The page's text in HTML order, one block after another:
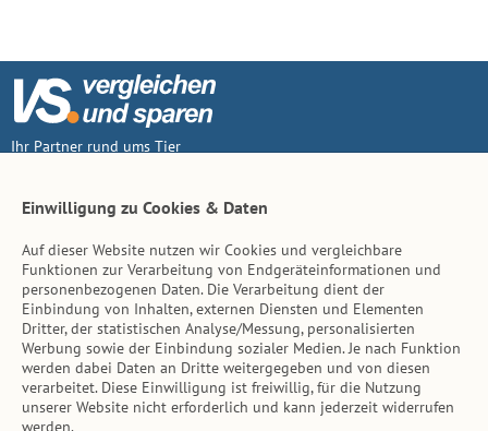
Ihr Partner rund ums Tier
Inhalt
Tierarzt-Suche
Hinweise
AGB
Einwilligung zu Cookies & Daten
Auf dieser Website nutzen wir Cookies und vergleichbare
Funktionen zur Verarbeitung von Endgeräteinformationen und
personenbezogenen Daten. Die Verarbeitung dient der
Einbindung von Inhalten, externen Diensten und Elementen
Dritter, der statistischen Analyse/Messung, personalisierten
Werbung sowie der Einbindung sozialer Medien. Je nach Funktion
werden dabei Daten an Dritte weitergegeben und von diesen
verarbeitet. Diese Einwilligung ist freiwillig, für die Nutzung
unserer Website nicht erforderlich und kann jederzeit widerrufen
werden.